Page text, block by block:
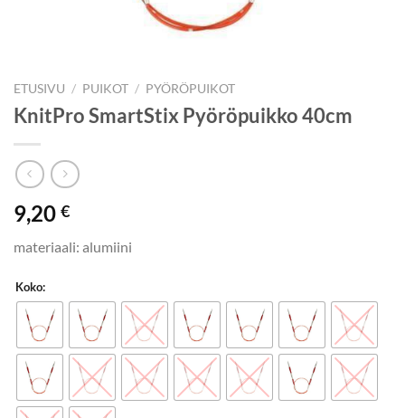
ETUSIVU / PUIKOT / PYÖRÖPUIKOT
KnitPro SmartStix Pyöröpuikko 40cm
9,20 €
materiaali: alumiini
Koko: